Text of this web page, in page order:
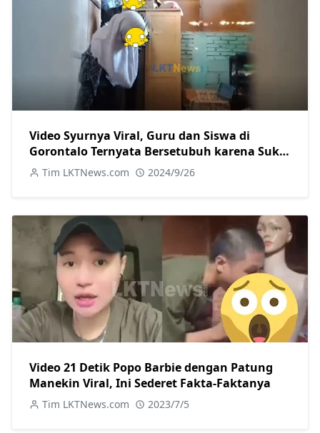
Video Syurnya Viral, Guru dan Siswa di
Gorontalo Ternyata Bersetubuh karena Suka
Sama Suka
Tim LKTNews.com 2024/9/26
Video 21 Detik Popo Barbie dengan Patung
Manekin Viral, Ini Sederet Fakta-Faktanya
Tim LKTNews.com 2023/7/5